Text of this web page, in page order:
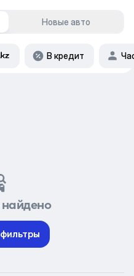
Новые авто
В кредит